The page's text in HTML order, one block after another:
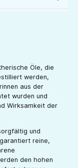
Öle, die
werden,
aus der
wurden und
Wirksamkeit der
und
reine,
den hohen